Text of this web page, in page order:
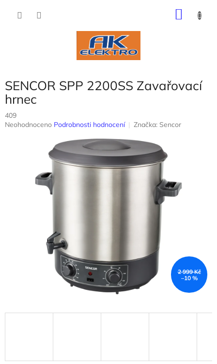
SENCOR SPP 2200SS Zavařovací
hrnec
409
Průměrné
Neohodnoceno Podrobnosti hodnocení Značka: Sencor
2 999 Kč
–10 %